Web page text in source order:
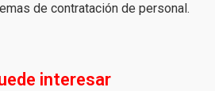
de contratación de personal.
interesar